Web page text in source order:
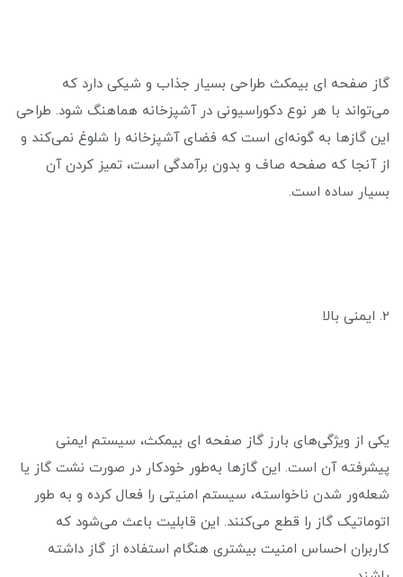
گاز صفحه ای بیمکث طراحی بسیار جذاب و شیکی دارد که
می‌تواند با هر نوع دکوراسیونی در آشپزخانه هماهنگ شود. طراحی
این گازها به گونه‌ای است که فضای آشپزخانه را شلوغ نمی‌کند و
از آنجا که صفحه صاف و بدون برآمدگی است، تمیز کردن آن
بسیار ساده است.
2. ایمنی بالا
یکی از ویژگی‌های بارز گاز صفحه ای بیمکث، سیستم ایمنی
پیشرفته آن است. این گازها به‌طور خودکار در صورت نشت گاز یا
شعله‌ور شدن ناخواسته، سیستم امنیتی را فعال کرده و به طور
اتوماتیک گاز را قطع می‌کنند. این قابلیت باعث می‌شود که
کاربران احساس امنیت بیشتری هنگام استفاده از گاز داشته